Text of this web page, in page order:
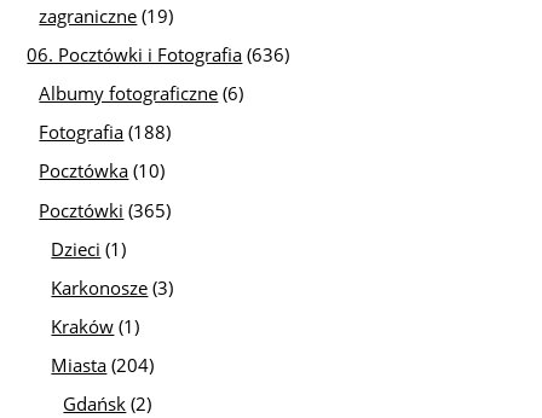
zagraniczne (19)
06. Pocztówki i Fotografia (636)
Albumy fotograficzne (6)
Fotografia (188)
Pocztówka (10)
Pocztówki (365)
Dzieci (1)
Karkonosze (3)
Kraków (1)
Miasta (204)
Gdańsk (2)